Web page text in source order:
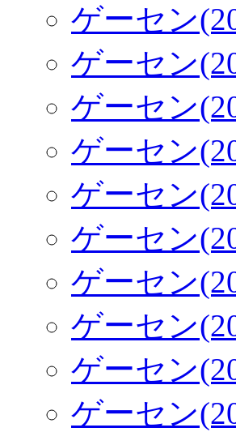
ゲーセン
ゲーセン
ゲーセン
ゲーセン
ゲーセン
ゲーセン
ゲーセン
ゲーセン
ゲーセン
ゲーセン